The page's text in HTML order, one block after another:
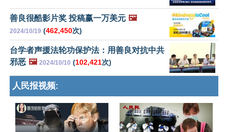
善良很酷影片奖 投稿赢一万美元 🖼️
2024/10/19 (462,450次)
台学者声援法轮功保护法：用善良对抗中共
邪恶 🖼️ 2024/10/10 (102,421次)
人民报视频: